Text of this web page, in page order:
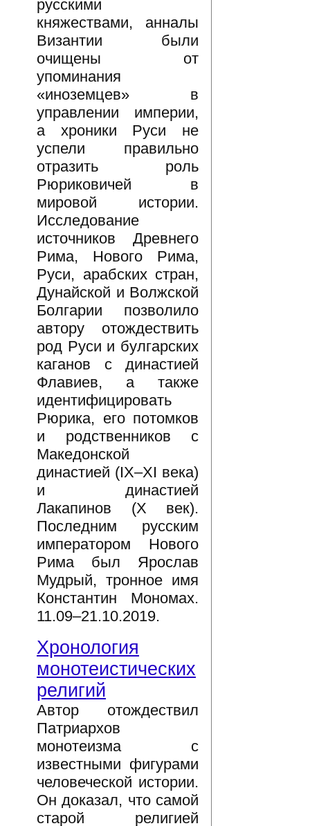
русскими
княжествами, анналы
Византии были
очищены от
упоминания
«иноземцев» в
управлении империи,
а хроники Руси не
успели правильно
отразить роль
Рюриковичей в
мировой истории.
Исследование
источников Древнего
Рима, Нового Рима,
Руси, арабских стран,
Дунайской и Волжской
Болгарии позволило
автору отождествить
род Руси и булгарских
каганов с династией
Флавиев, а также
идентифицировать
Рюрика, его потомков
и родственников с
Македонской
династией (IX–XI века)
и династией
Лакапинов (X век).
Последним русским
императором Нового
Рима был Ярослав
Мудрый, тронное имя
Константин Мономах.
11.09–21.10.2019.
Хронология
монотеистических
религий
Автор отождествил
Патриархов
монотеизма с
известными фигурами
человеческой истории.
Он доказал, что самой
старой религией